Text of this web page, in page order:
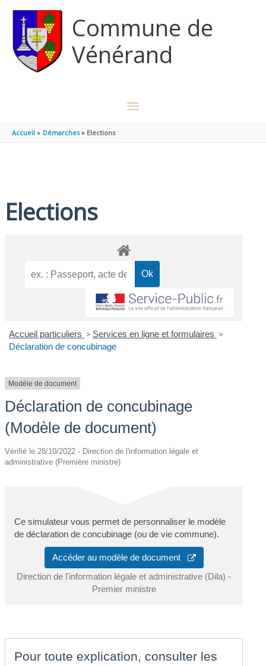
Commune de
Vénérand
MENU
Accueil Démarches Elections
Elections
Accueil particuliers > Services en ligne et formulaires >
Déclaration de concubinage
Modèle de document
Déclaration de concubinage
(Modèle de document)
Vérifié le 28/10/2022 - Direction de l'information légale et
administrative (Première ministre)
Ce simulateur vous permet de personnaliser le modèle
de déclaration de concubinage (ou de vie commune).
Accéder au modèle de document
Direction de l'information légale et administrative (Dila) -
Premier ministre
Pour toute explication, consulter les